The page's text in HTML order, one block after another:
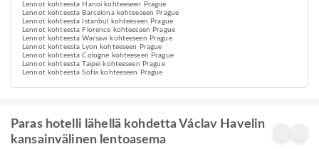
Lennot kohteesta Hanoi kohteeseen Prague
Lennot kohteesta Barcelona kohteeseen Prague
Lennot kohteesta Istanbul kohteeseen Prague
Lennot kohteesta Florence kohteeseen Prague
Lennot kohteesta Warsaw kohteeseen Prague
Lennot kohteesta Lyon kohteeseen Prague
Lennot kohteesta Cologne kohteeseen Prague
Lennot kohteesta Taipei kohteeseen Prague
Lennot kohteesta Sofia kohteeseen Prague
Paras hotelli lähellä kohdetta Václav Havelin
kansainvälinen lentoasema